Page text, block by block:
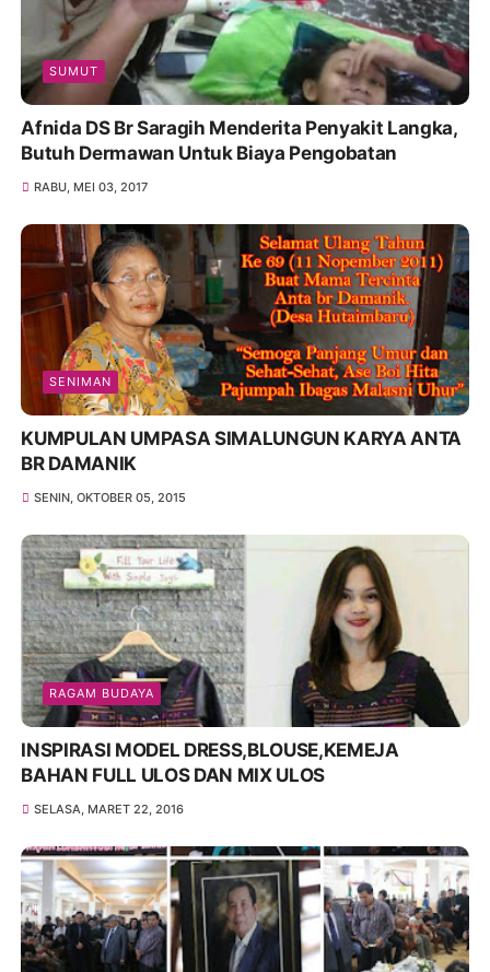
SUMUT
Afnida DS Br Saragih Menderita Penyakit Langka,
Butuh Dermawan Untuk Biaya Pengobatan
RABU, MEI 03, 2017
SENIMAN
KUMPULAN UMPASA SIMALUNGUN KARYA ANTA
BR DAMANIK
SENIN, OKTOBER 05, 2015
RAGAM BUDAYA
INSPIRASI MODEL DRESS,BLOUSE,KEMEJA
BAHAN FULL ULOS DAN MIX ULOS
SELASA, MARET 22, 2016